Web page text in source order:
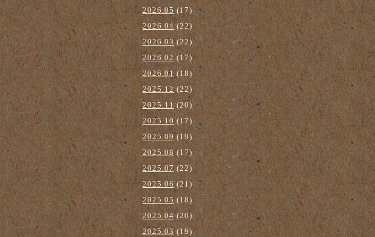
2026.05(17)
2026.04 (22)
2026.03(22)
2026.02(17)
2026.01(18)
2025.12(22)
2025.11 (20)
2025.10(17)
2025.09(19)
2025.08(17)
2025.07(22)
2025.06(21)
2025.05(18)
2025.04(20)
2025.03(19)